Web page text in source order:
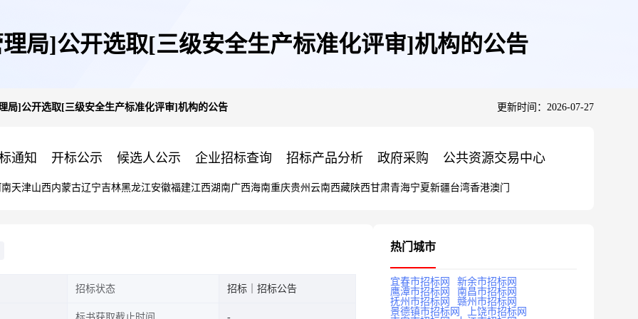
局]公开选取[三级安全生产标准化评审]机构的公告
局]公开选取[三级安全生产标准化评审]机构的公告 更新时间：2026-07-27
通知 开标公示 候选人公示 企业招标查询 招标产品分析 政府采购 公共资源交易中心
天津山西内蒙古辽宁吉林黑龙江安徽福建江西湖南广西海南重庆贵州 云南西藏陕西甘肃青海宁夏新疆台湾香港澳门
招标状态 招标｜招标公告
热门城市
宜春市招标网
新余市招标网
鹰潭市招标网
南昌市招标网
抚州市招标网
赣州市招标网
景德镇市招标网
上饶市招标网